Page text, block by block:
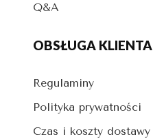
Q&A
OBSŁUGA KLIENTA
Regulaminy
Polityka prywatności
Czas i koszty dostawy